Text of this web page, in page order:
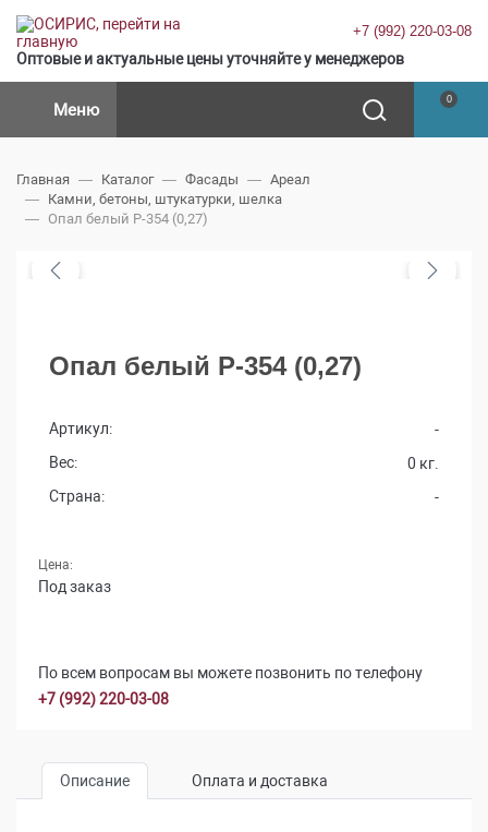
Оптовые и актуальные цены уточняйте у менеджеров
+7 (992) 220-03-08
Меню
0
Главная Каталог Фасады
Ареал
Камни, бетоны, штукатурки, шелка
Опал белый Р-354 (0,27)
Опал белый Р-354 (0,27)
Артикул:
-
Вес:
0 кг.
Страна:
-
Цена:
Под заказ
По всем вопросам вы можете позвонить по телефону
+7 (992) 220-03-08
Описание Оплата и доставка